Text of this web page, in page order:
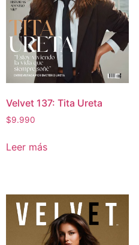
Velvet 137: Tita Ureta
$9.990
Leer más